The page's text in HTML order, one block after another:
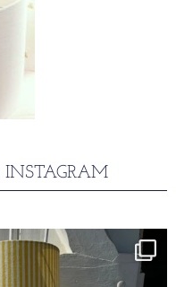
INSTAGRAM